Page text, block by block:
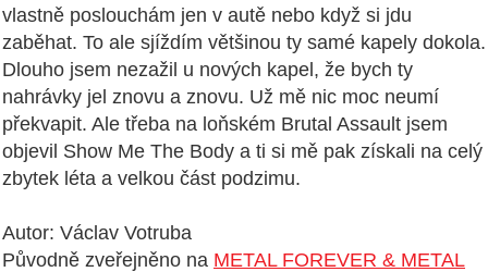
vlastně poslouchám jen v autě nebo když si jdu
zaběhat. To ale sjíždím většinou ty samé kapely dokola.
Dlouho jsem nezažil u nových kapel, že bych ty
nahrávky jel znovu a znovu. Už mě nic moc neumí
překvapit. Ale třeba na loňském Brutal Assault jsem
objevil Show Me The Body a ti si mě pak získali na celý
zbytek léta a velkou část podzimu.
Autor: Václav Votruba
Původně zveřejněno na METAL FOREVER & METAL